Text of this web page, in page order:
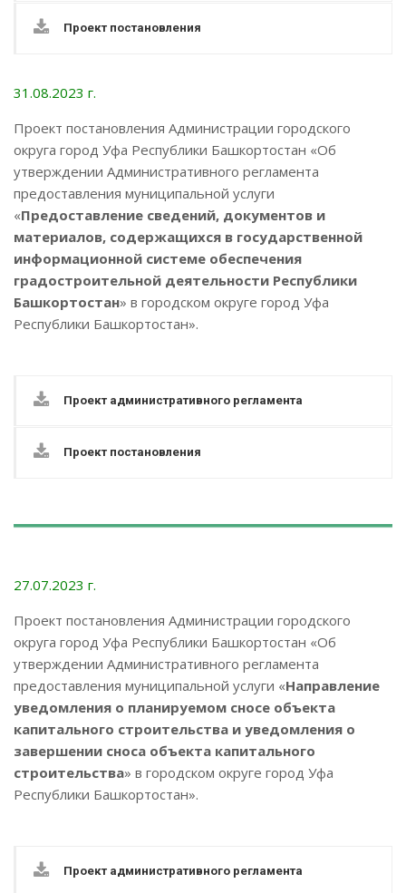
Проект постановления
31.08.2023 г.
Проект постановления Администрации городского
округа город Уфа Республики Башкортостан «Об
утверждении Административного регламента
предоставления муниципальной услуги
«Предоставление сведений, документов и
материалов, содержащихся в государственной
информационной системе обеспечения
градостроительной деятельности Республики
Башкортостан» в городском округе город Уфа
Республики Башкортостан».
Проект административного регламента
Проект постановления
27.07.2023 г.
Проект постановления Администрации городского
округа город Уфа Республики Башкортостан «Об
утверждении Административного регламента
предоставления муниципальной услуги «Направление
уведомления о планируемом сносе объекта
капитального строительства и уведомления о
завершении сноса объекта капитального
строительства» в городском округе город Уфа
Республики Башкортостан».
Проект административного регламента